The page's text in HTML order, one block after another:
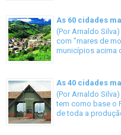
As 60 cidades
(Por Arnaldo
com "mares de
municípios acima
As 40 cidades
(Por Arnaldo
tem como base o
de toda a